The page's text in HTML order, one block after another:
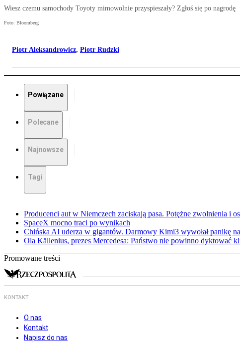
Wiesz czemu samochody Toyoty mimowolnie przyspieszały? Zgłoś się po nagrodę
Foto: Bloomberg
Piotr Aleksandrowicz, Piotr Rudzki
Powiązane
Polecane
Najnowsze
Tagi
Producenci aut w Niemczech zaciskają pasa. Potężne zwolnienia i
SpaceX mocno traci po wynikach
Chińska AI uderza w gigantów. Darmowy Kimi3 wywołał panikę
Ola Källenius, prezes Mercedesa: Państwo nie powinno dyktować
Promowane treści
KONTAKT
O nas
Kontakt
Napisz do nas